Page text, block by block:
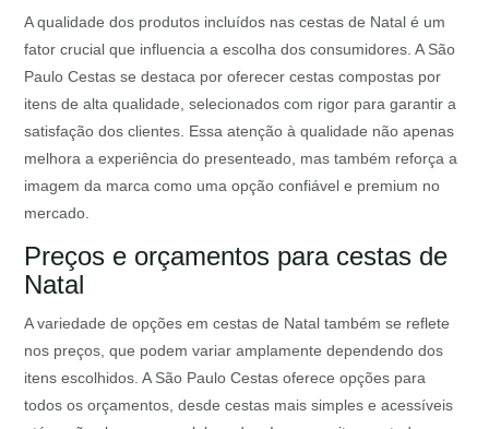
A qualidade dos produtos incluídos nas cestas de Natal é um
fator crucial que influencia a escolha dos consumidores. A São
Paulo Cestas se destaca por oferecer cestas compostas por
itens de alta qualidade, selecionados com rigor para garantir a
satisfação dos clientes. Essa atenção à qualidade não apenas
melhora a experiência do presenteado, mas também reforça a
imagem da marca como uma opção confiável e premium no
mercado.
Preços e orçamentos para cestas de
Natal
A variedade de opções em cestas de Natal também se reflete
nos preços, que podem variar amplamente dependendo dos
itens escolhidos. A São Paulo Cestas oferece opções para
todos os orçamentos, desde cestas mais simples e acessíveis